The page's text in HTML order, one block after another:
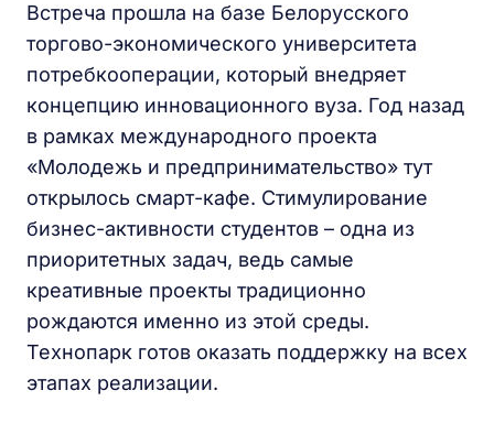
Встреча прошла на базе Белорусского
торгово-экономического университета
потребкооперации, который внедряет
концепцию инновационного вуза. Год назад
в рамках международного проекта
«Молодежь и предпринимательство» тут
открылось смарт-кафе. Стимулирование
бизнес-активности студентов – одна из
приоритетных задач, ведь самые
креативные проекты традиционно
рождаются именно из этой среды.
Технопарк готов оказать поддержку на всех
этапах реализации.